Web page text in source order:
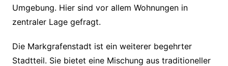
Umgebung. Hier sind vor allem Wohnungen in
zentraler Lage gefragt.
Die Markgrafenstadt ist ein weiterer begehrter
Stadtteil. Sie bietet eine Mischung aus traditioneller